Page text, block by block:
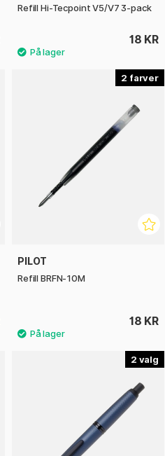
Refill Hi-Tecpoint V5/V7 3-pack
18 KR
2
PILOT
Refill BRFN-10M
18 KR
2